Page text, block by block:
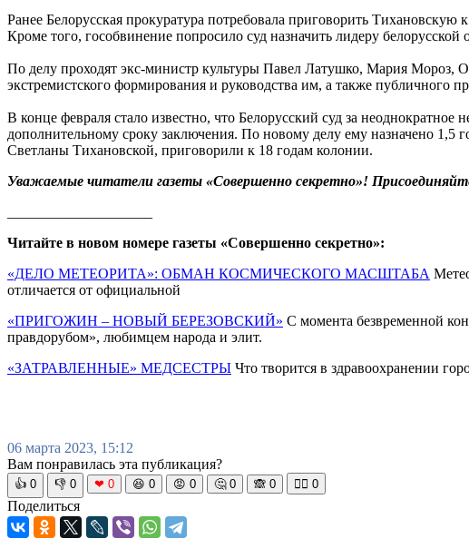
Ранее Белорусская прокуратура потребовала приговорить Тихановскую
Кроме того, гособвинение попросило суд назначить лидеру
По делу проходят экс-министр культуры Павел Латушко, Мария Мороз,
экстремистского формирования и руководства им, а также публичного
В конце февраля стало известно, что Белорусский суд за
дополнительному сроку заключения. По новому делу ему назначено 1,5
Светланы Тихановской, приговорили к 18 годам колонии.
Уважаемые читатели газеты «Совершенно секретно»!
Читайте в новом номере газеты «Совершенно секретно»:
«ДЕЛО МЕТЕОРИТА»: ОБМАН КОСМИЧЕСКОГО МАСШТАБА
отличается от официальной
«ПРИГОЖИН – НОВЫЙ БЕРЕЗОВСКИЙ» С момента безвременной
правдорубом», любимцем народа и элит.
«ЗАТРАВЛЕННЫЕ» МЕДСЕСТРЫ Что творится в здравоохранении
06 марта 2023, 15:12
Вам понравилась эта публикация?
👍 0 👎 0 ❤ 0 😆 0 😡 0 🤔 0 🙈 0 🧘‍♀️ 0
Поделиться